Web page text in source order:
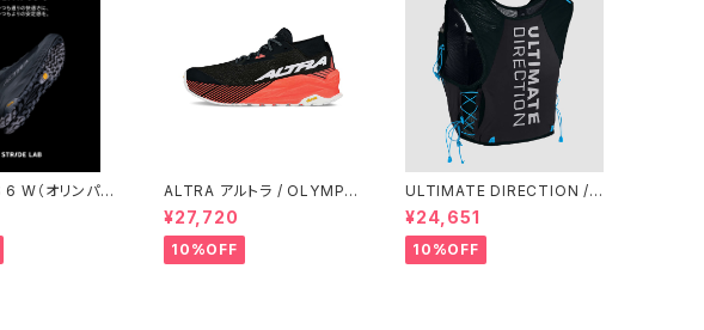
W（オリンパス
BLACK
ALTRA アルトラ / OLYMPU
S オリンパス 275 Women's
/ Coral/Black
¥27,720
10%OFF
ULTIMATE DIRECTION /
アルティメット ディレクション
XODUS VEST（エクソドス
ベスト）メンズ / ONYX
¥24,651
10%OFF